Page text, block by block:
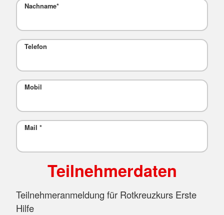
Nachname*
Telefon
Mobil
Mail *
Teilnehmerdaten
Teilnehmeranmeldung für Rotkreuzkurs Erste
Hilfe